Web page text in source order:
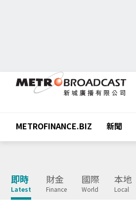
METROFINANCE.BIZ 新聞
即時
Latest
財金
Finance
國際
World
本地
Local